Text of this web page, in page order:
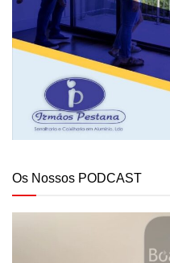
Os Nossos PODCAST